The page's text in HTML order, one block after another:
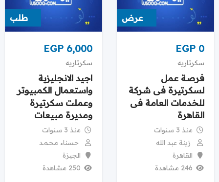
عرض
EGP 0
سكرتاريه
فرصة عمل
لسكرتيرة فى شركة
للخدمات العامة فى
القاهرة
منذ 3 سنوات
زينة عبد الله
القاهرة
246 مشاهدة
طلب
EGP 6,000
سكرتاريه
اجيد الانجليزية
واستعمال الكمبيوتر
وعملت سكرتيرة
ومديرة مبيعات
منذ 3 سنوات
حسناء محمد
الجيزة
250 مشاهدة